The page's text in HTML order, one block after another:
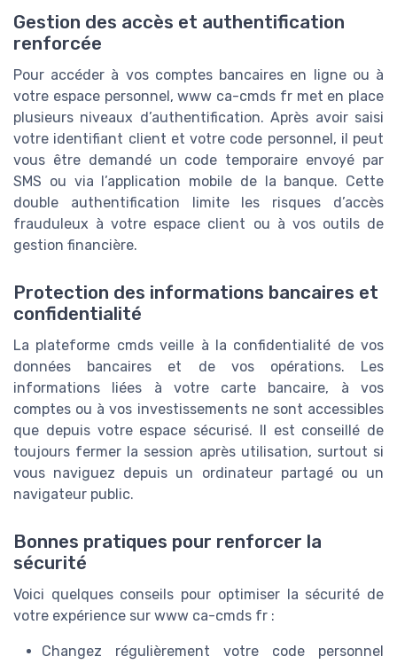
Gestion des accès et authentification
renforcée
Pour accéder à vos comptes bancaires en ligne ou à
votre espace personnel, www ca-cmds fr met en place
plusieurs niveaux d’authentification. Après avoir saisi
votre identifiant client et votre code personnel, il peut
vous être demandé un code temporaire envoyé par
SMS ou via l’application mobile de la banque. Cette
double authentification limite les risques d’accès
frauduleux à votre espace client ou à vos outils de
gestion financière.
Protection des informations bancaires et
confidentialité
La plateforme cmds veille à la confidentialité de vos
données bancaires et de vos opérations. Les
informations liées à votre carte bancaire, à vos
comptes ou à vos investissements ne sont accessibles
que depuis votre espace sécurisé. Il est conseillé de
toujours fermer la session après utilisation, surtout si
vous naviguez depuis un ordinateur partagé ou un
navigateur public.
Bonnes pratiques pour renforcer la
sécurité
Voici quelques conseils pour optimiser la sécurité de
votre expérience sur www ca-cmds fr :
Changez régulièrement votre code personnel